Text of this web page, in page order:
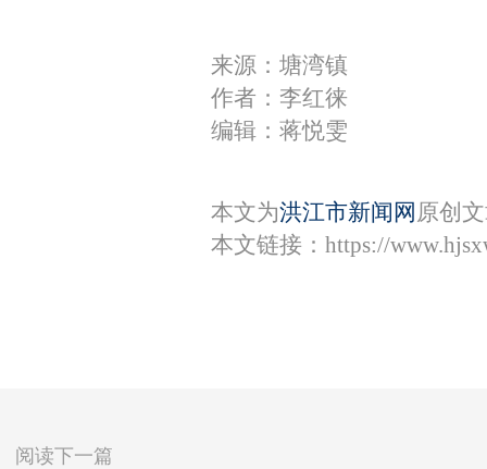
来源：塘湾镇
作者：李红徕
编辑：蒋悦雯
本文为洪江市新闻网 原创
本文链接： https://
阅读下一篇